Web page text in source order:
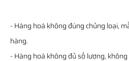
- Hàng hoá không đúng chủng loại,
hàng.
- Hàng hoá không đủ số lượng,